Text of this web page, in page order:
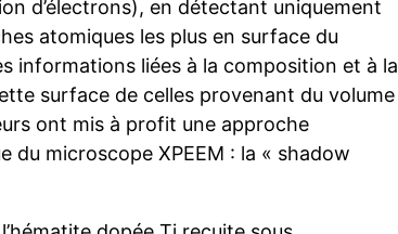
d’électrons), en détectant uniquement
atomiques les plus en surface du
informations liées à la composition et à la
surface de celles provenant du volume
ont mis à profit une approche
du microscope XPEEM : la « shadow